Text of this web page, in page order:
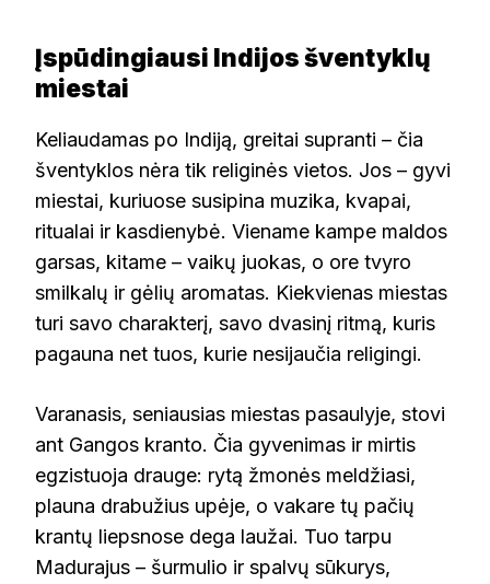
Įspūdingiausi Indijos šventyklų
miestai
Keliaudamas po Indiją, greitai supranti – čia
šventyklos nėra tik religinės vietos. Jos – gyvi
miestai, kuriuose susipina muzika, kvapai,
ritualai ir kasdienybė. Viename kampe maldos
garsas, kitame – vaikų juokas, o ore tvyro
smilkalų ir gėlių aromatas. Kiekvienas miestas
turi savo charakterį, savo dvasinį ritmą, kuris
pagauna net tuos, kurie nesijaučia religingi.
Varanasis, seniausias miestas pasaulyje, stovi
ant Gangos kranto. Čia gyvenimas ir mirtis
egzistuoja drauge: rytą žmonės meldžiasi,
plauna drabužius upėje, o vakare tų pačių
krantų liepsnose dega laužai. Tuo tarpu
Madurajus – šurmulio ir spalvų sūkurys,